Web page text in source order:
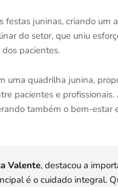
juninas, criando um
do setor, que uniu
pacientes.
uma quadrilha junina,
pacientes e
também o bem-estar
Valente, destacou a
é o cuidado integral.